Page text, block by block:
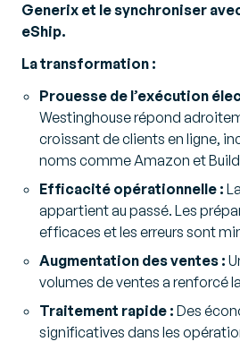
Generix et le synchroniser
eShip.
La transformation :
Prouesse de l’exécution
Westinghouse répond
croissant de clients en ligne,
noms comme Amazon et
Efficacité opérationnelle :
appartient au passé. Les
efficaces et les erreurs sont
Augmentation des ventes :
volumes de ventes a renforcé
Traitement rapide : Des
significatives dans les